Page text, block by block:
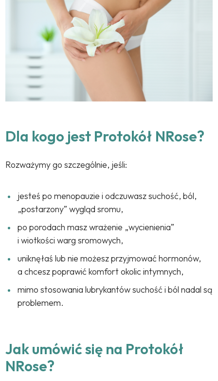
Dla kogo jest Protokół NRose?
Rozważymy go szczególnie, jeśli:
jesteś po menopauzie i odczuwasz suchość, ból,
„postarzony” wygląd sromu,
po porodach masz wrażenie „wycienienia”
i wiotkości warg sromowych,
uniknęłaś lub nie możesz przyjmować hormonów,
a chcesz poprawić komfort okolic intymnych,
mimo stosowania lubrykantów suchość i ból nadal są
problemem.
Jak umówić się na Protokół
NRose?